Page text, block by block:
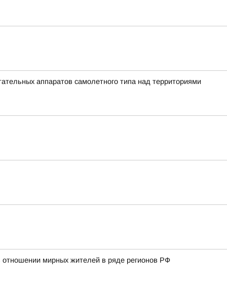
аппаратов самолетного типа над территориями
отношении мирных жителей в ряде регионов РФ